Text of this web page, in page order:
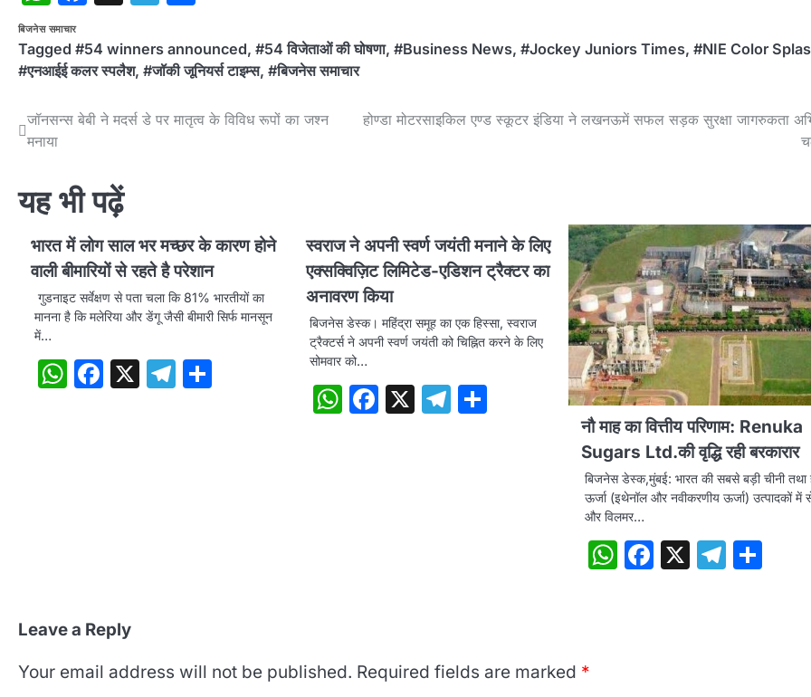
बिजनेस समाचार
Tagged #54 winners announced, #54 विजेताओं की घोषणा, #Business News, #Jockey Juniors Times, #NIE Color
#एनआईई कलर स्पलैश, #जॉकी जूनियर्स टाइम्स, #बिजनेस समाचार
Post
जॉनसन्स बेबी ने मदर्स डे पर मातृत्व के विविध रूपों का जश्न
मनाया
होण्डा मोटरसाइकिल एण्ड स्कूटर इंडिया ने लखनऊमें सफल सड़क सुरक्षा जागरुकता
यह भी पढ़ें
भारत में लोग साल भर मच्छर के कारण होने
वाली बीमारियों से रहते है परेशान
गुडनाइट सर्वेक्षण से पता चला कि 81% भारतीयों का
मानना ​​है कि मलेरिया और डेंगू जैसी बीमारी सिर्फ मानसून
में…
WhatsApp
Facebook
X Telegram
स्वराज ने अपनी स्वर्ण जयंती मनाने के लिए
एक्सक्विज़िट लिमिटेड-एडिशन ट्रैक्टर का
अनावरण किया
बिजनेस डेस्क। महिंद्रा समूह का एक हिस्सा, स्वराज
ट्रैक्टर्स ने अपनी स्वर्ण जयंती को चिह्नित करने के लिए
सोमवार को…
WhatsApp
Facebook
X Telegram
नौ माह का वित्तीय परिणाम: Renuka
Sugars Ltd.की वृद्धि रही बरकारार
बिजनेस डेस्क,मुंबई: भारत की सबसे बड़ी चीनी तथा
ऊर्जा (इथेनॉल और नवीकरणीय ऊर्जा) उत्पादकों में
और विलमर…
WhatsApp
Facebook
X
Leave a Reply
Your email address will not be published. Required fields are marked *